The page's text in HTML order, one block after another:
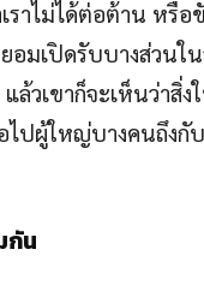
ราไม่ได้ต่อต้าน หรือ
อมเปิดรับบางส่วนใน
ล้วเขาก็จะเห็นว่าสิ่
อไปผู้ใหญ่บางคนถึงกั
กัน